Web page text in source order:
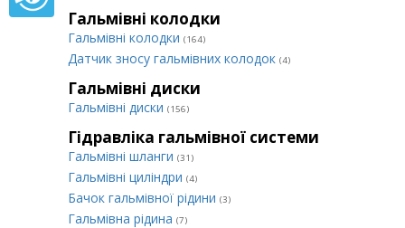
Гальмівні колодки
Гальмівні колодки (164)
Датчик зносу гальмівних колодок (4)
Гальмівні диски
Гальмівні диски (156)
Гідравліка гальмівної системи
Гальмівні шланги (31)
Гальмівні циліндри (4)
Бачок гальмівної рідини (3)
Гальмівна рідина (7)